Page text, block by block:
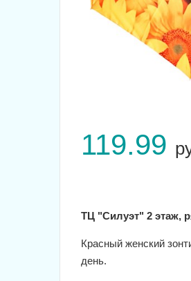
119.99
ТЦ "Силуэт" 2 этаж,
Красный женский
день.